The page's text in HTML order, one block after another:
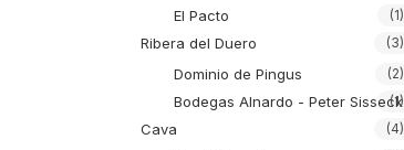
El Pacto (1)
Ribera del Duero (3)
Dominio de Pingus (2)
Bodegas Alnardo - Peter Sisseck
(1)
Cava (4)